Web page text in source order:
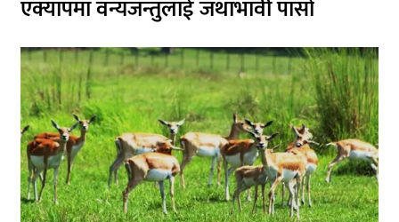
एक्यापमा वन्यजन्तुलाई जथाभावी पासो